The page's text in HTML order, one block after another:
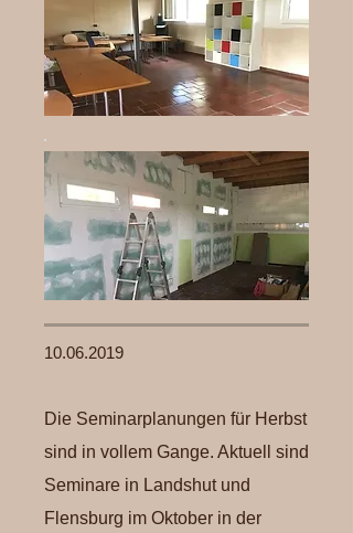
10.06.2019
Die Seminarplanungen für Herbst
sind in vollem Gange. Aktuell sind
Seminare in Landshut und
Flensburg im Oktober in der